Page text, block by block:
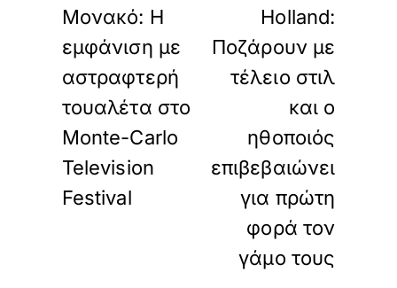
Μονακό: Η
εμφάνιση με
αστραφτερή
τουαλέτα στο
Monte-Carlo
Television
Festival
Holland:
Ποζάρουν με
τέλειο στιλ
και ο
ηθοποιός
επιβεβαιώνει
για πρώτη
φορά τον
γάμο τους